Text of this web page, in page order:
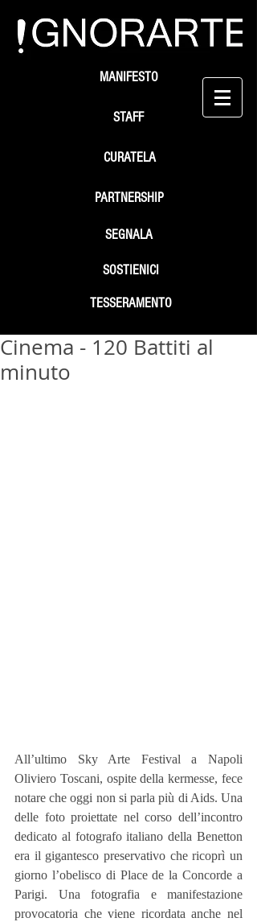
STAFF
SEGNALA
SOSTIENICI
MANIFESTO
PARTNERSHIP
TESSERAMENTO
CURATELA
Cinema - 120 Battiti al
minuto
All’ultimo Sky Arte Festival a Napoli
Oliviero Toscani, ospite della kermesse, fece
notare che oggi non si parla più di Aids. Una
delle foto proiettate nel corso dell’incontro
dedicato al fotografo italiano della Benetton
era il gigantesco preservativo che ricoprì un
giorno l’obelisco di Place de la Concorde a
Parigi. Una fotografia e manifestazione
provocatoria che viene ricordata anche nel